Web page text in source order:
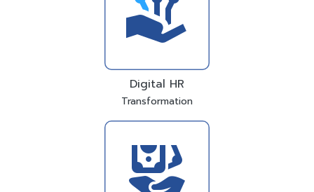
Digital HR
Transformation